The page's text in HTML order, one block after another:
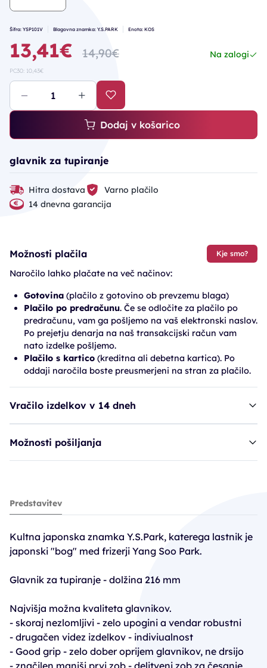
Šifra: YSP101V Blagovna znamka: Y.S.PARK Enota: KOS
13,41€ 14,90€ Na zalogi
PC30: 10,43€
Dodaj v košarico
glavnik za tupiranje
Hitra dostava
Varno plačilo
14 dnevna garancija
Možnosti plačila Kje smo?
Naročilo lahko plačate na več načinov:
Gotovina (plačilo z gotovino ob prevzemu blaga)
Plačilo po predračunu. Če se odločite za plačilo po
predračunu, vam ga pošljemo na vaš elektronski naslov.
Po prejetju denarja na naš transakcijski račun vam
nato izdelke pošljemo.
Plačilo s kartico (kreditna ali debetna kartica). Po
oddaji naročila boste preusmerjeni na stran za plačilo.
Vračilo izdelkov v 14 dneh
Možnosti pošiljanja
glavnik YSP 101 - viola
13,41€
14,90€
PC30: 10,43€
Predstavitev
Kultna japonska znamka Y.S.Park, katerega lastnik je
japonski "bog" med frizerji Yang Soo Park.
Glavnik za tupiranje - dolžina 216 mm
Najvišja možna kvaliteta glavnikov.
- skoraj nezlomljivi - zelo upogini a vendar robustni
- drugačen videz izdelkov - indiviualnost
- Good grip - zelo dober oprijem glavnikov, ne drsijo
- značilen manjši prvi zob - delitveni zob za česanje